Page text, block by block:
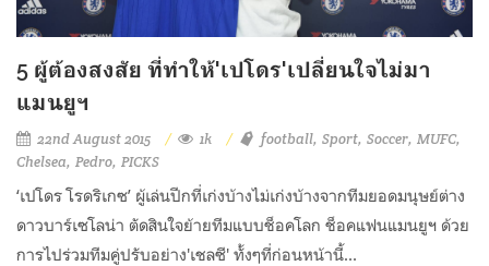
5 ผู้ต้องสงสัย ที่ทำให้'เปโดร'เปลี่ยนใจไม่มา
แมนยูฯ
22nd August 2015 1k football Sport Soccer MUFC
Chelsea Pedro PICKS
‘เปโดร โรดริเกซ’ ผู้เล่นปีกที่เก่งบ้างไม่เก่งบ้างจากทีมยอดมนุษย์ต่าง
ดาวบาร์เซโลน่า ตัดสินใจย้ายทีมแบบช็อคโลก ช็อคแฟนแมนยูฯ ด้วย
การไปร่วมทีมคู่ปรับอย่าง'เชลซี' ทั้งๆที่ก่อนหน้านี้...